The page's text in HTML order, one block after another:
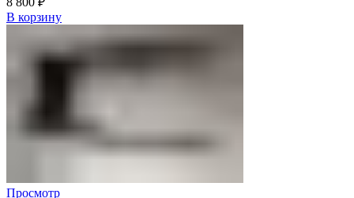
В корзину
Просмотр